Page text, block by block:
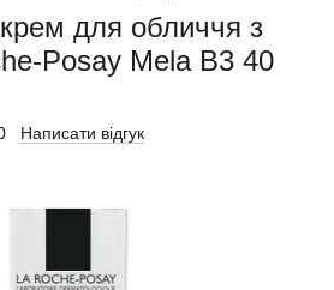
для обличчя з
Posay Mela B3 40
Написати відгук